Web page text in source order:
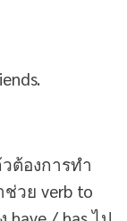
ต้องการทำ
วย verb to